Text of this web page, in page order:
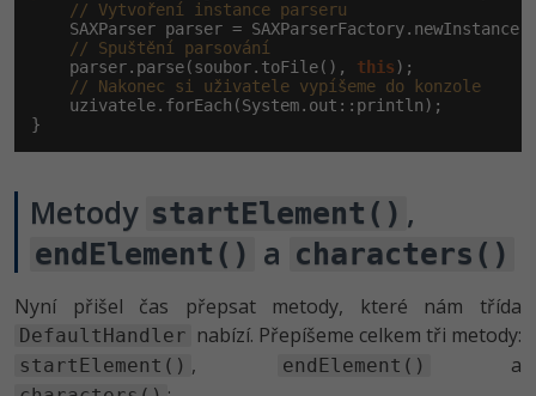
// Vytvoření instance parseru
SAXParser parser =
// Spuštění parsování
    parser.parse(soubor.toFile(),
this);
// Nakonec si uživatele vypíšeme do konzole
    uzivatele.forEach(System.out::println);
}
Metody startElement() ,
endElement() a characters()
Nyní přišel čas přepsat metody, které nám třída
DefaultHandler nabízí. Přepíšeme celkem tři metody:
startElement() , endElement() a